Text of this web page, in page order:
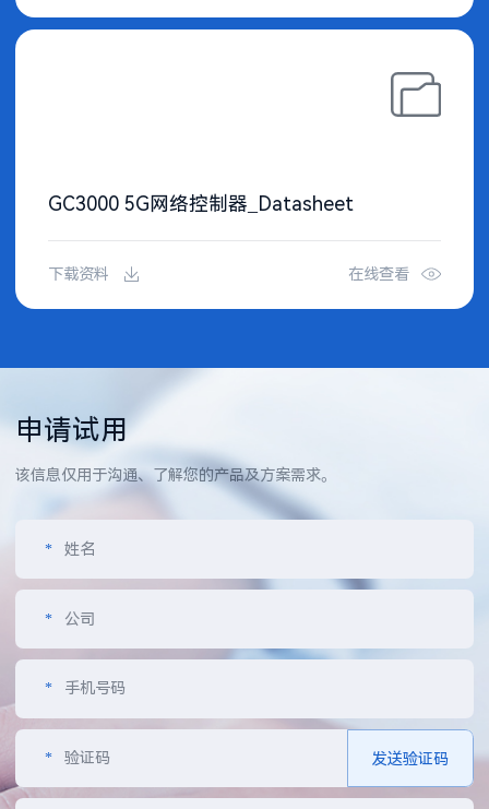
GC3000 5G网络控制器_Datasheet
下载资料 在线查看
申请试用
该信息仅用于沟通、了解您的产品及方案需求。
* 姓名
* 公司
* 手机号码
* 验证码 发送验证码